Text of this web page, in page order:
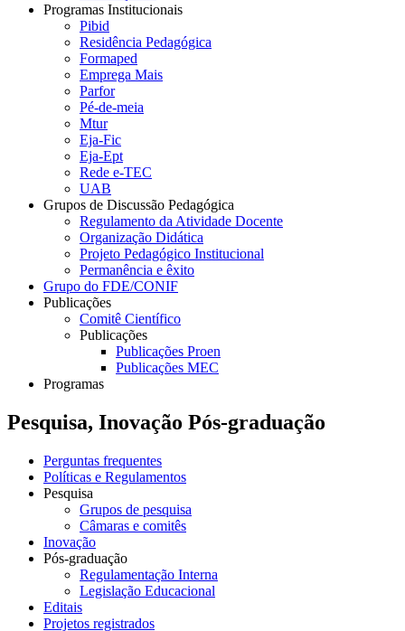
Programas Institucionais
Pibid
Residência Pedagógica
Formaped
Emprega Mais
Parfor
Pé-de-meia
Mtur
Eja-Fic
Eja-Ept
Rede e-TEC
UAB
Grupos de Discussão Pedagógica
Regulamento da Atividade Docente
Organização Didática
Projeto Pedagógico Institucional
Permanência e êxito
Grupo do FDE/CONIF
Publicações
Comitê Científico
Publicações
Publicações Proen
Publicações MEC
Programas
Pesquisa, Inovação Pós-graduação
Perguntas frequentes
Políticas e Regulamentos
Pesquisa
Grupos de pesquisa
Câmaras e comitês
Inovação
Pós-graduação
Regulamentação Interna
Legislação Educacional
Editais
Projetos registrados